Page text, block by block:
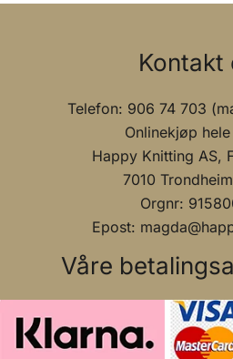
Kontakt
Telefon: 906 74 703
Onlinekjøp
Happy Knitting AS,
7010
Orgnr:
Epost:
Våre